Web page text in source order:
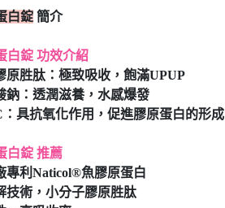
白錠 簡介
白錠 功效介紹
原胜肽：極致吸收，飽滿UPUP
鈉：透潤滋養，水感爆發
具抗氧化作用，促進膠原蛋白的形成
白錠 推薦
專利Naticol®魚膠原蛋白
技術，小分子膠原胜肽